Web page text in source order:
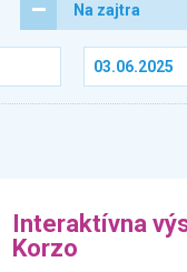
Na zajtra
Interaktívna
Korzo